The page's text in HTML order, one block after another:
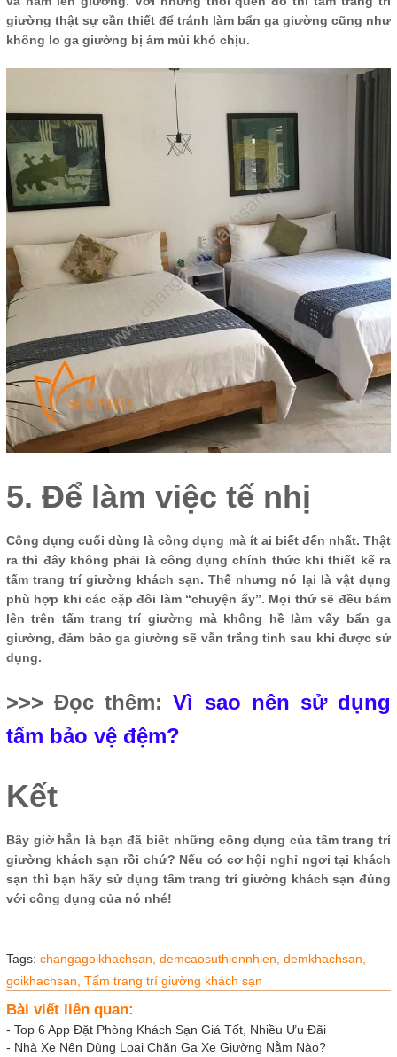
giường thật sự cần thiết để tránh làm bẩn ga giường cũng như
không lo ga giường bị ám mùi khó chịu.
5. Để làm việc tế nhị
Công dụng cuối dùng là công dụng mà ít ai biết đến nhất. Thật
ra thì đây không phải là công dụng chính thức khi thiết kế ra
tấm trang trí giường khách sạn. Thế nhưng nó lại là vật dụng
phù hợp khi các cặp đôi làm “chuyện ấy”. Mọi thứ sẽ đều bám
lên trên tấm trang trí giường mà không hề làm vấy bẩn ga
giường, đảm bảo ga giường sẽ vẫn trắng tinh sau khi được sử
dụng.
>>> Đọc thêm:Vì sao nên sử dụng
tấm bảo vệ đệm?
Kết
Bây giờ hẳn là bạn đã biết những công dụng của tấm trang trí
giường khách sạn rồi chứ? Nếu có cơ hội nghỉ ngơi tại khách
sạn thì bạn hãy sử dụng tấm trang trí giường khách sạn đúng
với công dụng của nó nhé!
Tags: changagoikhachsan, demcaosuthiennhien, demkhachsan,
goikhachsan, Tấm trang trí giường khách sạn
Bài viết liên quan:
- Top 6 App Đặt Phòng Khách Sạn Giá Tốt, Nhiều Ưu Đãi
- Nhà Xe Nên Dùng Loại Chăn Ga Xe Giường Nằm Nào?